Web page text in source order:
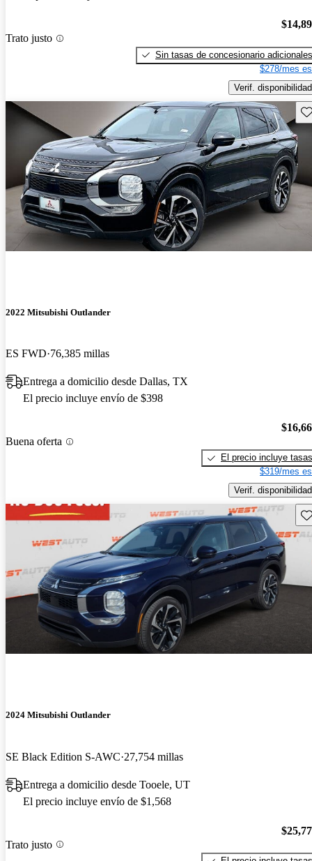
Trato justo
Sin tasas de concesionario adicionales
$278/mes
Verif. disponibilidad
2022 Mitsubishi Outlander
ES FWD 76,385 millas
Entrega a domicilio desde Dallas, TX
El precio incluye envío de $398
Buena oferta
El precio incluye tasas
$319/mes
Verif. disponibilidad
2024 Mitsubishi Outlander
SE Black Edition S-AWC 27,754 millas
Entrega a domicilio desde Tooele, UT
El precio incluye envío de $1,568
Trato justo